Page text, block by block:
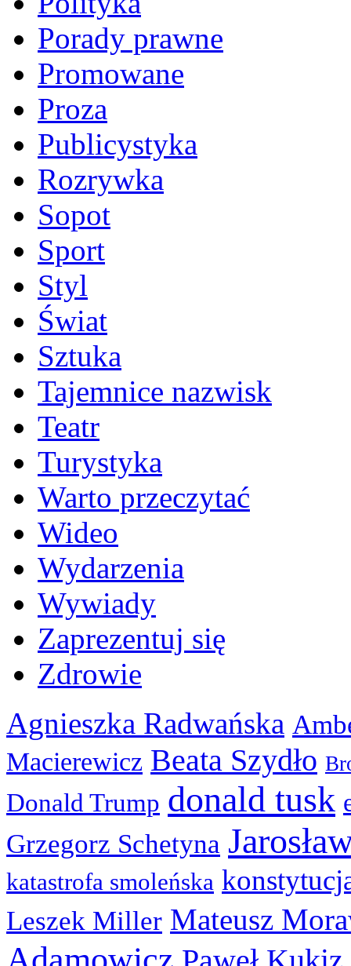
Porady prawne
Promowane
Proza
Publicystyka
Rozrywka
Sopot
Sport
Styl
Świat
Sztuka
Tajemnice nazwisk
Teatr
Turystyka
Warto przeczytać
Wideo
Wydarzenia
Wywiady
Zaprezentuj się
Zdrowie
Agnieszka Radwańska
Macierewicz Beata Szydło
Donald Trump donald tusk
Grzegorz Schetyna
katastrofa smoleńska
Leszek Miller Mateusz